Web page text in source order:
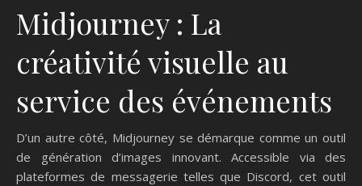
Midjourney : La
créativité visuelle au
service des événements
D’un autre côté, Midjourney se démarque comme un outil
de génération d’images innovant. Accessible via des
plateformes de messagerie telles que Discord, cet outil